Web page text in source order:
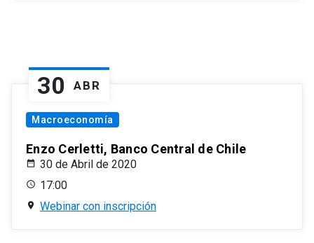
30 ABR
Macroeconomía
Enzo Cerletti, Banco Central de Chile
30 de Abril de 2020
17:00
Webinar con inscripción